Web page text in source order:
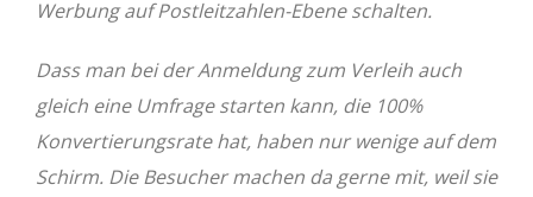
Werbung auf Postleitzahlen-Ebene schalten.
Dass man bei der Anmeldung zum Verleih auch
gleich eine Umfrage starten kann, die 100%
Konvertierungsrate hat, haben nur wenige auf dem
Schirm. Die Besucher machen da gerne mit, weil sie